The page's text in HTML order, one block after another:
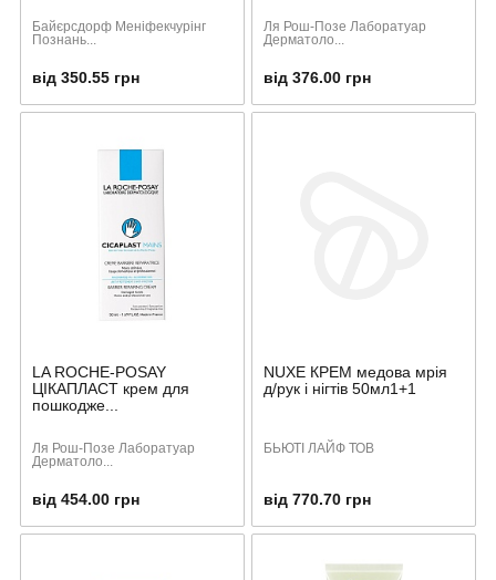
Байєрсдорф Меніфекчурінг
Познань...
від 350.55 грн
Ля Рош-Позе Лаборатуар
Дерматоло...
від 376.00 грн
LA ROCHE-POSAY
ЦІКАПЛАСТ крем для
пошкодже...
Ля Рош-Позе Лаборатуар
Дерматоло...
від 454.00 грн
NUXE КРЕМ медова мрія
д/рук і нігтів 50мл1+1
БЬЮТІ ЛАЙФ ТОВ
від 770.70 грн